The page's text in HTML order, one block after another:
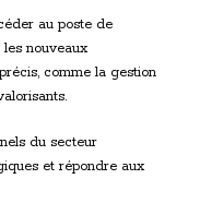
au poste de
nouveaux
comme la gestion
du secteur
et répondre aux